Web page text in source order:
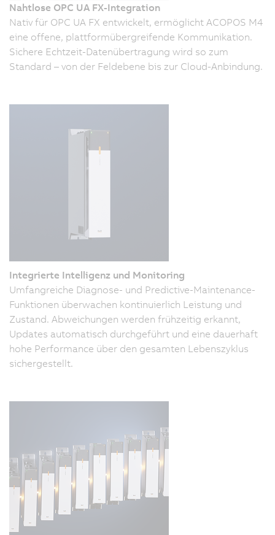
Nahtlose OPC UA FX-Integration
Nativ für OPC UA FX entwickelt, ermöglicht ACOPOS M4
eine offene, plattformübergreifende Kommunikation.
Sichere Echtzeit-Datenübertragung wird so zum
Standard – von der Feldebene bis zur Cloud-Anbindung.
Integrierte Intelligenz und Monitoring
Umfangreiche Diagnose- und Predictive-Maintenance-
Funktionen überwachen kontinuierlich Leistung und
Zustand. Abweichungen werden frühzeitig erkannt,
Updates automatisch durchgeführt und eine dauerhaft
hohe Performance über den gesamten Lebenszyklus
sichergestellt.